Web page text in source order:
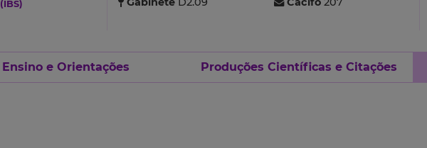
(IBS)
Ensino e Orientações Produções Científicas e Citações